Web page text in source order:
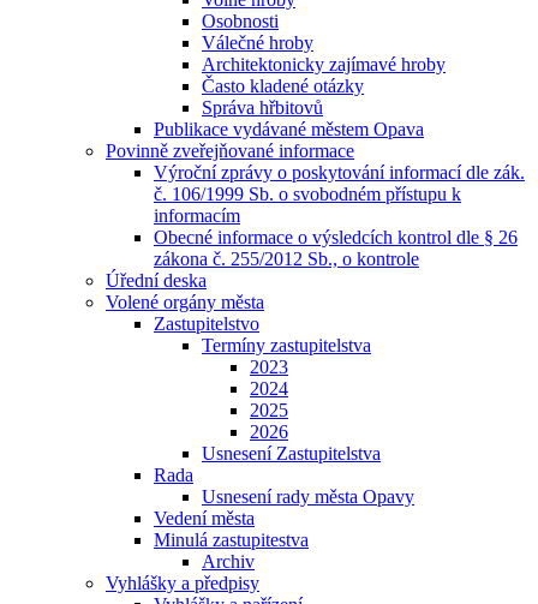
Osobnosti
Válečné hroby
Architektonicky zajímavé hroby
Často kladené otázky
Správa hřbitovů
Publikace vydávané městem Opava
Povinně zveřejňované informace
Výroční zprávy o poskytování informací dle zák.
č. 106/1999 Sb. o svobodném přístupu k
informacím
Obecné informace o výsledcích kontrol dle § 26
zákona č. 255/2012 Sb., o kontrole
Úřední deska
Volené orgány města
Zastupitelstvo
Termíny zastupitelstva
2023
2024
2025
2026
Usnesení Zastupitelstva
Rada
Usnesení rady města Opavy
Vedení města
Minulá zastupitestva
Archiv
Vyhlášky a předpisy